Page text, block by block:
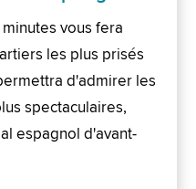
vous fera
les plus prisés
d'admirer les
spectaculaires,
espagnol d'avant-